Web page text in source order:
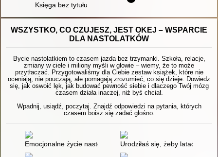
Księga bez tytułu
WSZYSTKO, CO CZUJESZ, JEST OKEJ – WSPARCIE
DLA NASTOLATKÓW
Bycie nastolatkiem to czasem jazda bez trzymanki. Szkoła, relacje,
zmiany w ciele i miliony myśli w głowie – wiemy, że to może
przytłaczać. Przygotowaliśmy dla Ciebie zestaw książek, które nie
oceniają, nie pouczają, ale pomagają zrozumieć, co się dzieje. Dowiedz
się, jak oswoić lęk, jak budować pewność siebie i dlaczego Twój mózg
czasem działa inaczej, niż byś chciał.
Wpadnij, usiądź, poczytaj. Znajdź odpowiedzi na pytania, których
czasem boisz się zadać głośno.
Emocjonalne życie nastolatków : dorastanie w empatii,
Urodziłaś się, żeby latać :